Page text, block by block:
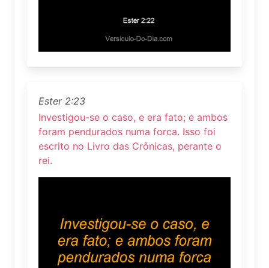
Ester 2:23
Investigou-se o caso, e era fato; e ambos
foram pendurados numa forca. Isso foi
escrito no Livro das Crônicas, perante o
rei.